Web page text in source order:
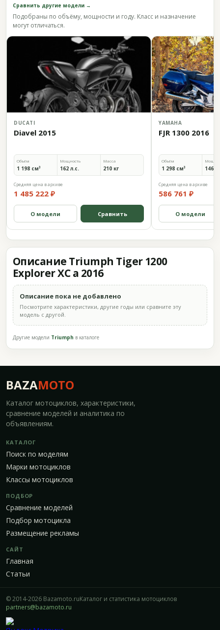
Сравнить другие модели →
Подобраны по объёму, мощности и году. Класс и назначение
могут отличаться.
DUCATI
Diavel 2015
Объём
1 198 см³
Мощность
162 л.с.
Масса
210 кг
Средняя цена в архиве
1 485 222 ₽
О модели Сравнить
YAMAHA
FJR 1300 2016
Объём
1 298 см³ 146,2
Средняя цена в архиве
586 761 ₽
О модели
Описание Triumph Tiger 1200
Explorer XC a 2016
Описание пока не добавлено
Посмотрите характеристики, другие годы или сравните эту
модель с другой.
Другие модели Triumph в каталоге
BAZAMOTO
Каталог мотоциклов, характеристики,
сравнение моделей и аналитика по
объявлениям.
КАТАЛОГ
Поиск по моделям
Марки мотоциклов
Классы мотоциклов
ПОДБОР
Сравнение моделей
Подбор мотоцикла
Размещение рекламы
САЙТ
Главная
Статьи
© 2014-2026 Bazamoto.ruКаталог и статистика мотоциклов
partners@bazamoto.ru